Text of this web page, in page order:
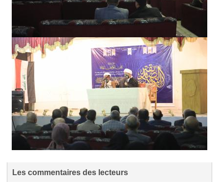
Les commentaires des lecteurs